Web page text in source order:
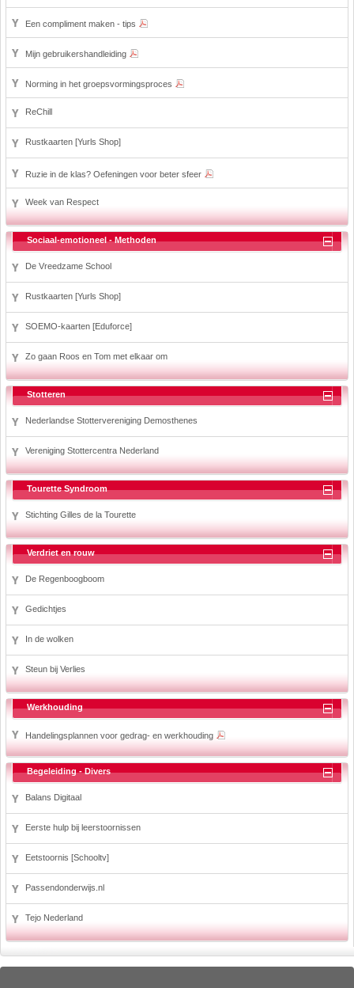
Een compliment maken - tips
Mijn gebruikershandleiding
Norming in het groepsvormingsproces
ReChill
Rustkaarten [Yurls Shop]
Ruzie in de klas? Oefeningen voor beter sfeer
Week van Respect
Sociaal-emotioneel - Methoden
De Vreedzame School
Rustkaarten [Yurls Shop]
SOEMO-kaarten [Eduforce]
Zo gaan Roos en Tom met elkaar om
Stotteren
Nederlandse Stottervereniging Demosthenes
Vereniging Stottercentra Nederland
Tourette Syndroom
Stichting Gilles de la Tourette
Verdriet en rouw
De Regenboogboom
Gedichtjes
In de wolken
Steun bij Verlies
Werkhouding
Handelingsplannen voor gedrag- en werkhouding
Begeleiding - Divers
Balans Digitaal
Eerste hulp bij leerstoornissen
Eetstoornis [Schooltv]
Passendonderwijs.nl
Tejo Nederland